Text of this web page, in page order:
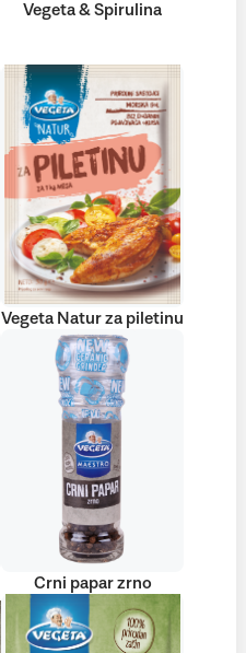
Vegeta & Spirulina
Vegeta Natur za piletinu
Crni papar zrno